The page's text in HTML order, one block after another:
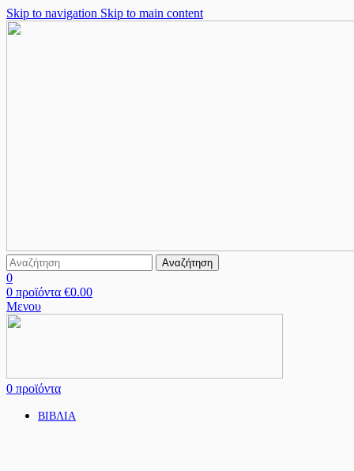
Skip to navigation Skip to main content
Αναζήτηση
0
0 προϊόντα €0.00
Μενου
0 προϊόντα
ΒΙΒΛΙΑ